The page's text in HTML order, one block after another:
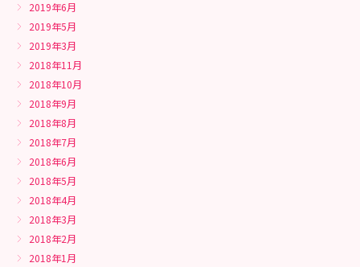
2019年6月
2019年5月
2019年3月
2018年11月
2018年10月
2018年9月
2018年8月
2018年7月
2018年6月
2018年5月
2018年4月
2018年3月
2018年2月
2018年1月